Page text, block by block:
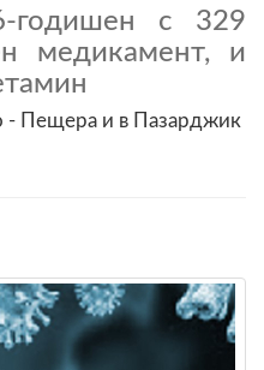
годишен с 329
медикамент, и
- Пещера и в Пазарджик